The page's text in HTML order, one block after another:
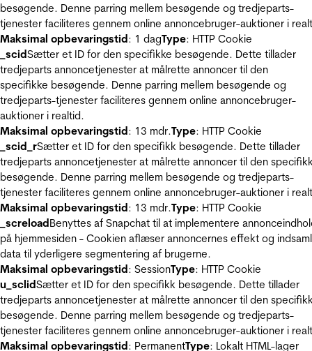
besøgende. Denne parring mellem besøgende og tredjeparts-
tjenester faciliteres gennem online annoncebruger-auktioner i
Maksimal opbevaringstid: 1 dagType: HTTP Cookie
_scidSætter et ID for den specifikke besøgende. Dette tillader
tredjeparts annoncetjenester at målrette annoncer til den
specifikke besøgende. Denne parring mellem besøgende og
tredjeparts-tjenester faciliteres gennem online annoncebruger-
auktioner i realtid.
Maksimal opbevaringstid: 13 mdr.Type: HTTP Cookie
_scid_rSætter et ID for den specifikk besøgende. Dette tillader
tredjeparts annoncetjenester at målrette annoncer til den
besøgende. Denne parring mellem besøgende og tredjeparts-
tjenester faciliteres gennem online annoncebruger-auktioner i
Maksimal opbevaringstid: 13 mdr.Type: HTTP Cookie
_screloadBenyttes af Snapchat til at implementere
på hjemmesiden - Cookien aflæser annoncernes effekt og
data til yderligere segmentering af brugerne.
Maksimal opbevaringstid: SessionType: HTTP Cookie
u_sclidSætter et ID for den specifikk besøgende. Dette tillader
tredjeparts annoncetjenester at målrette annoncer til den
besøgende. Denne parring mellem besøgende og tredjeparts-
tjenester faciliteres gennem online annoncebruger-auktioner i
Maksimal opbevaringstid: PermanentType: Lokalt HTML-lager